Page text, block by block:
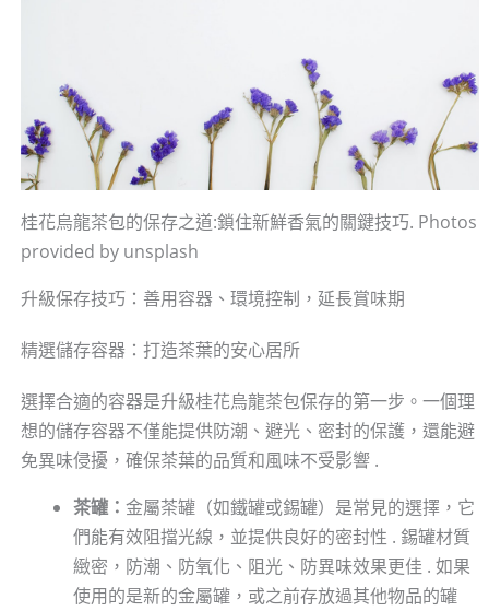
桂花烏龍茶包的保存之道:鎖住新鮮香氣的關鍵技巧. Photos
provided by unsplash
升級保存技巧：善用容器、環境控制，延長賞味期
精選儲存容器：打造茶葉的安心居所
選擇合適的容器是升級桂花烏龍茶包保存的第一步。一個理
想的儲存容器不僅能提供防潮、避光、密封的保護，還能避
免異味侵擾，確保茶葉的品質和風味不受影響 .
茶罐： 金屬茶罐（如鐵罐或錫罐）是常見的選擇，它
們能有效阻擋光線，並提供良好的密封性 . 錫罐材質
緻密，防潮、防氧化、阻光、防異味效果更佳 . 如果
使用的是新的金屬罐，或之前存放過其他物品的罐